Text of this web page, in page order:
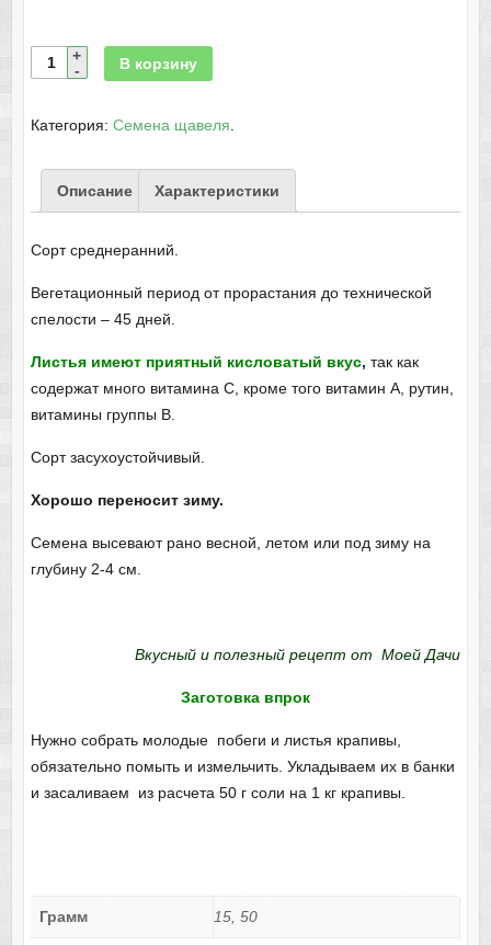
В корзину
Категория: Семена щавеля
Описание Характеристики
Сорт среднеранний.
Вегетационный период от прорастания до технической
спелости – 45 дней.
Листья имеют приятный кисловатый вкус, так как
содержат много витамина С, кроме того витамин А, рутин,
витамины группы В.
Сорт засухоустойчивый.
Хорошо переносит зиму.
Семена высевают рано весной, летом или под зиму на
глубину 2-4 см.
Вкусный и полезный рецепт от Моей Дачи
Заготовка впрок
Нужно собрать молодые побеги и листья крапивы,
обязательно помыть и измельчить. Укладываем их в банки
и засаливаем из расчета 50 г соли на 1 кг крапивы.
Грамм 15, 50